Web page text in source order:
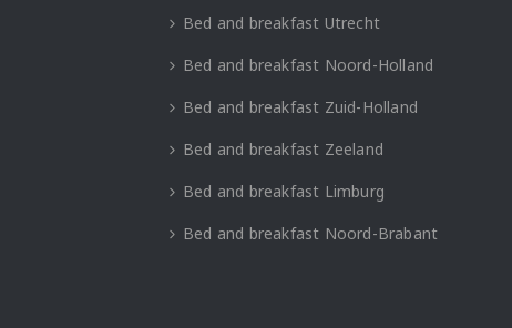
Bed and breakfast Utrecht
Bed and breakfast Noord-Holland
Bed and breakfast Zuid-Holland
Bed and breakfast Zeeland
Bed and breakfast Limburg
Bed and breakfast Noord-Brabant